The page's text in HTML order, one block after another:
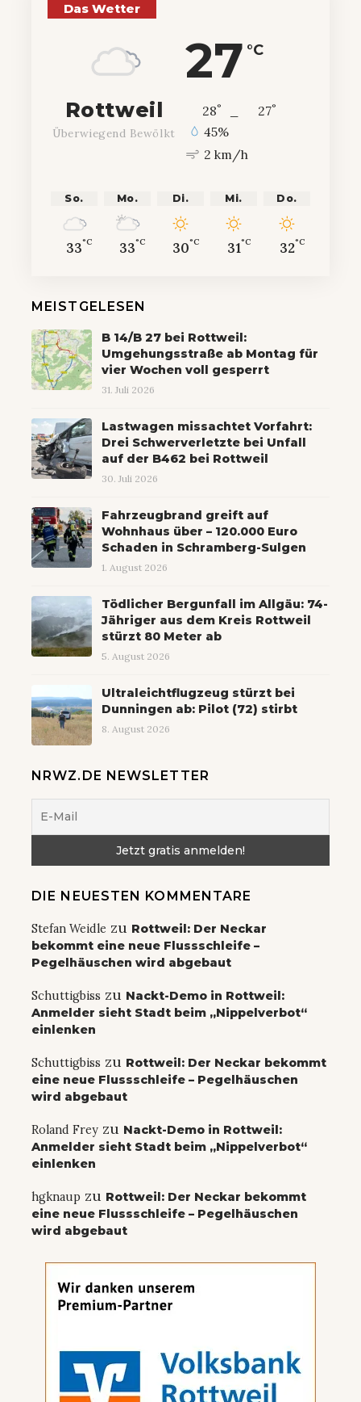
Das Wetter
27 °C
Rottweil
Überwiegend Bewölkt
28° 27°
45%
2 km/h
So.
33°C
Mo.
33°C
Di.
30°C
Mi.
31°C
Do.
32°C
MEISTGELESEN
B 14/B 27 bei Rottweil:
Umgehungsstraße ab Montag für
vier Wochen voll gesperrt
31. Juli 2026
Lastwagen missachtet Vorfahrt:
Drei Schwerverletzte bei Unfall
auf der B462 bei Rottweil
30. Juli 2026
Fahrzeugbrand greift auf
Wohnhaus über – 120.000 Euro
Schaden in Schramberg-Sulgen
1. August 2026
Tödlicher Bergunfall im Allgäu: 74-
Jähriger aus dem Kreis Rottweil
stürzt 80 Meter ab
5. August 2026
Ultraleichtflugzeug stürzt bei
Dunningen ab: Pilot (72) stirbt
8. August 2026
NRWZ.DE NEWSLETTER
DIE NEUESTEN KOMMENTARE
Stefan Weidle zu Rottweil: Der Neckar
bekommt eine neue Flussschleife –
Pegelhäuschen wird abgebaut
Schuttigbiss zu Nackt-Demo in Rottweil:
Anmelder sieht Stadt beim „Nippelverbot“
einlenken
Schuttigbiss zu Rottweil: Der Neckar bekommt
eine neue Flussschleife – Pegelhäuschen
wird abgebaut
Roland Frey zu Nackt-Demo in Rottweil:
Anmelder sieht Stadt beim „Nippelverbot“
einlenken
hgknaup zu Rottweil: Der Neckar bekommt
eine neue Flussschleife – Pegelhäuschen
wird abgebaut